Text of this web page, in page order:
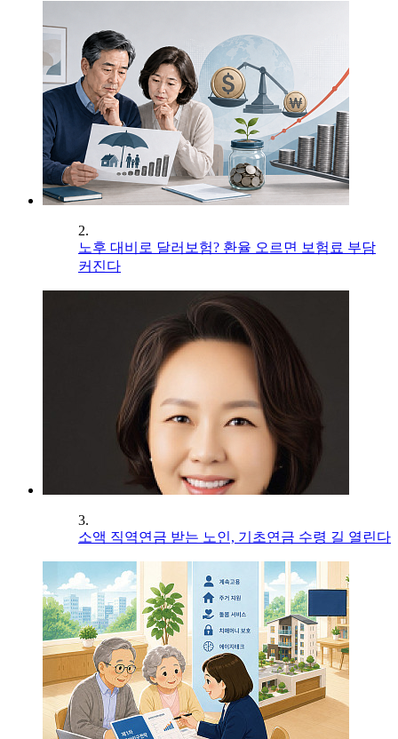
2.
노후 대비로 달러보험? 환율 오르면 보험료 부담
커진다
3.
소액 직역연금 받는 노인, 기초연금 수령 길 열린다